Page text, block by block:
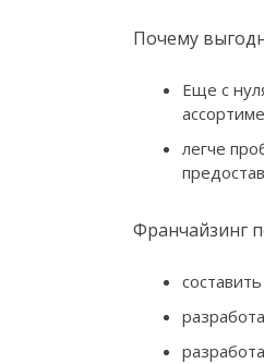
Почему
Еще с
легче
Франчайзинг